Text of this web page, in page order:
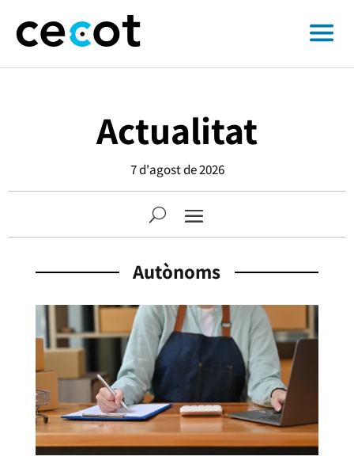
Actualitat
7 d'agost de 2026
Autònoms